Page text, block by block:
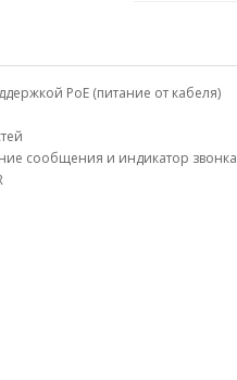
PoE (питание от кабеля)
сообщения и индикатор звонка